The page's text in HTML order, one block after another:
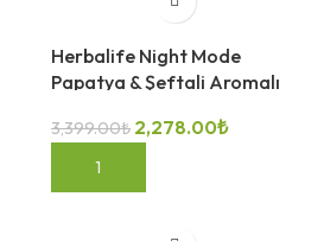
Herbalife Night Mode
Papatya & Şeftali Aromalı
3,399.00₺ 2,278.00₺
SEPETE EKLE